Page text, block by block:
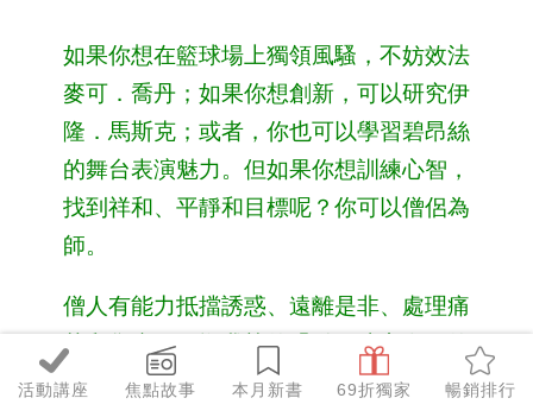
活動講座 焦點故事 本月新書 69折獨家 暢銷排行
如果你想在籃球場上獨領風騷，不妨效法
麥可．喬丹；如果你想創新，可以研究伊
隆．馬斯克；或者，你也可以學習碧昂絲
的舞台表演魅力。但如果你想訓練心智，
找到祥和、平靜和目標呢？你可以僧侶為
師。
僧人有能力抵擋誘惑、遠離是非、處理痛
苦和焦慮、平撫我執的躁動，建立有目的
和意義的生命。我們為什麼不能向地球上